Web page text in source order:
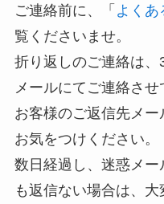
ご連絡前に、「 よくあ
覧くださいませ。
折り返しのご連絡は、
メールにてご連絡させ
お客様のご返信先メ
お気をつけください。
数日経過し、迷惑メ
も返信ない場合は、大